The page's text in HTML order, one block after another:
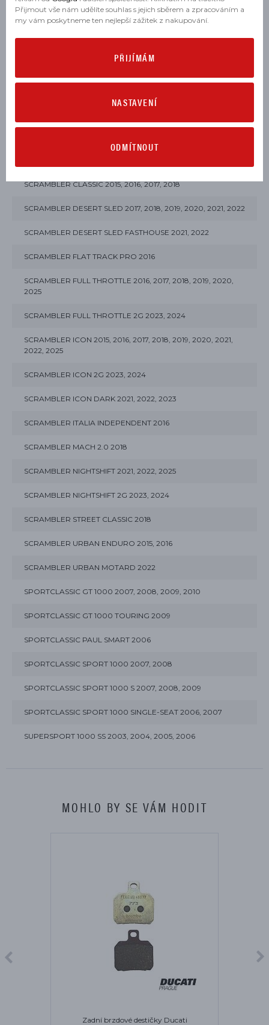
SCRAMBLER 1100 DARK PRO 2021, 2022, 2023
SCRAMBLER 1100 PRO 2021, 2022
SCRAMBLER 1100 SPECIAL 2018, 2019
SCRAMBLER CLASSIC 2015, 2016, 2017, 2018
SCRAMBLER DESERT SLED 2017, 2018, 2019, 2020, 2021, 2022
SCRAMBLER DESERT SLED FASTHOUSE 2021, 2022
SCRAMBLER FLAT TRACK PRO 2016
SCRAMBLER FULL THROTTLE 2016, 2017, 2018, 2019, 2020,
2025
SCRAMBLER FULL THROTTLE 2G 2023, 2024
SCRAMBLER ICON 2015, 2016, 2017, 2018, 2019, 2020, 2021,
2022, 2025
SCRAMBLER ICON 2G 2023, 2024
SCRAMBLER ICON DARK 2021, 2022, 2023
SCRAMBLER ITALIA INDEPENDENT 2016
SCRAMBLER MACH 2.0 2018
SCRAMBLER NIGHTSHIFT 2021, 2022, 2025
SCRAMBLER NIGHTSHIFT 2G 2023, 2024
SCRAMBLER STREET CLASSIC 2018
SCRAMBLER URBAN ENDURO 2015, 2016
SCRAMBLER URBAN MOTARD 2022
SPORTCLASSIC GT 1000 2007, 2008, 2009, 2010
SPORTCLASSIC GT 1000 TOURING 2009
SPORTCLASSIC PAUL SMART 2006
SPORTCLASSIC SPORT 1000 2007, 2008
SPORTCLASSIC SPORT 1000 S 2007, 2008, 2009
SPORTCLASSIC SPORT 1000 SINGLE-SEAT 2006, 2007
SUPERSPORT 1000 SS 2003, 2004, 2005, 2006
MOHLO BY SE VÁM HODIT
Zadní brzdové destičky Ducati
Přijmout vše nám udělíte souhlas s jejich sběrem a zpracováním a
my vám poskytneme ten nejlepší zážitek z nakupování.
PŘIJÍMÁM
NASTAVENÍ
ODMÍTNOUT